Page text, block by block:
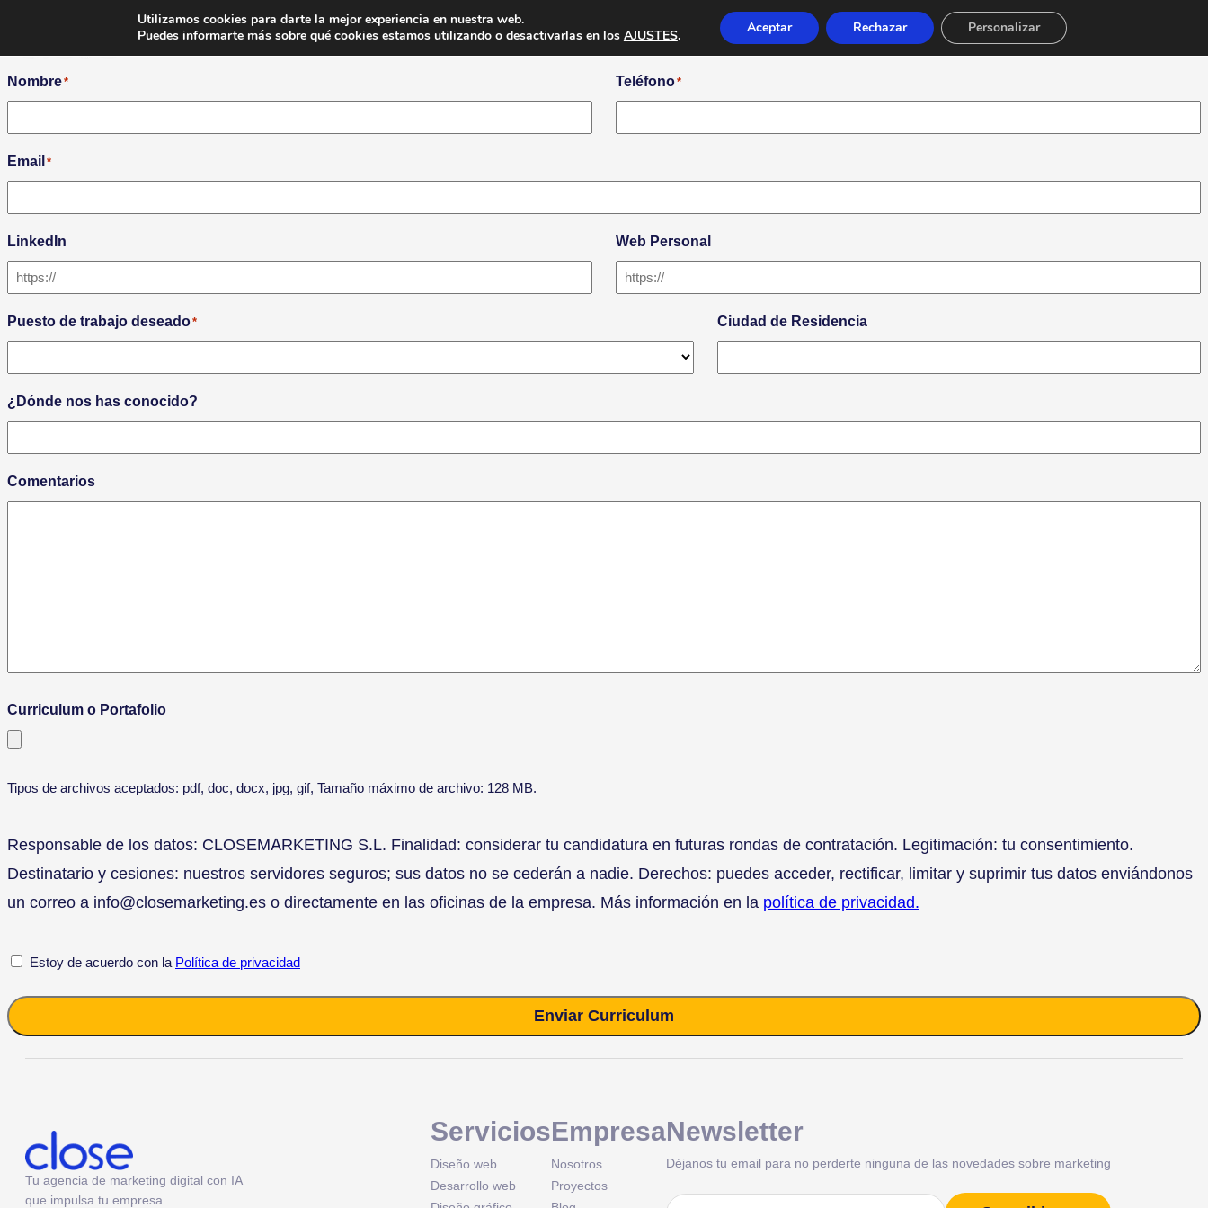
" señala los campos obligatorios
Nombre* Teléfono*
Email*
LinkedIn Web Personal
Puesto de trabajo deseado* Ciudad de Residencia
¿Dónde nos has conocido?
Comentarios
Curriculum o Portafolio
Tipos de archivos aceptados: pdf, doc, docx, jpg, gif, Tamaño máximo de archivo: 128 MB.
Responsable de los datos: CLOSEMARKETING S.L. Finalidad: considerar tu candidatura en futuras rondas de contratación. Legitimación: tu consentimiento.
Destinatario y cesiones: nuestros servidores seguros; sus datos no se cederán a nadie. Derechos: puedes acceder, rectificar, limitar y suprimir tus datos enviándonos
un correo a info@closemarketing.es o directamente en las oficinas de la empresa. Más información en la política de privacidad.
Política
privacidad
Estoy de acuerdo con la Política de privacidad
Enviar Curriculum
Tu agencia de marketing digital con IA
que impulsa tu empresa
Servicios
Diseño web
Desarrollo web
Empresa
Nosotros
Proyectos
Newsletter
Déjanos tu email para no perderte ninguna de las novedades sobre marketing
Utilizamos cookies para darte la mejor experiencia en nuestra web.
Puedes informarte más sobre qué cookies estamos utilizando o desactivarlas en los AJUSTES. Aceptar Rechazar Personalizar